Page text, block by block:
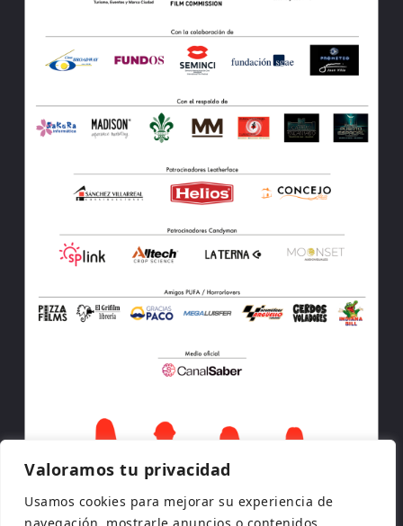
Valoramos tu privacidad
Usamos cookies para mejorar su experiencia de